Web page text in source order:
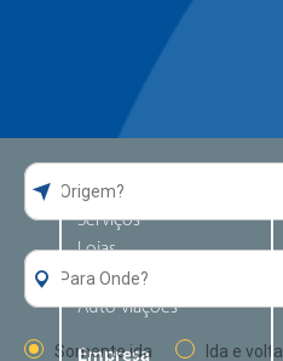
Guia da Rodoviária
Serviços
Lojas
Alimentação
Auto viações
Empresa
Somente ida Ida e volta